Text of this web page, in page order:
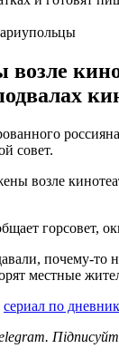
совет.
возле
горсовет,
почему-то
местные
сериал по